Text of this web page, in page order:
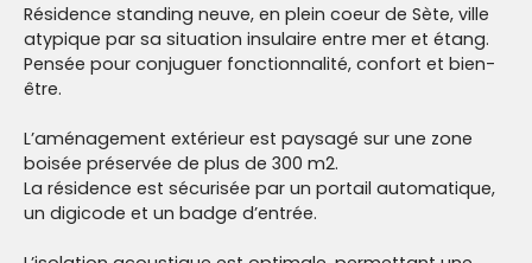
Résidence standing neuve, en plein coeur de Sète, ville
atypique par sa situation insulaire entre mer et étang.
Pensée pour conjuguer fonctionnalité, confort et bien-
être.
L’aménagement extérieur est paysagé sur une zone
boisée préservée de plus de 300 m2.
La résidence est sécurisée par un portail automatique,
un digicode et un badge d’entrée.